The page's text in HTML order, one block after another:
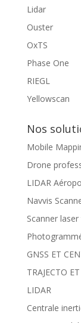
Lidar
Ouster
OxTS
Phase One
RIEGL
Yellowscan
Nos
Mobile
Drone
LIDAR
Navvis
Scanner
GNSS ET
TRAJECTO
LIDAR
Centrale